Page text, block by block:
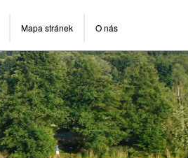
Mapa stránek O nás